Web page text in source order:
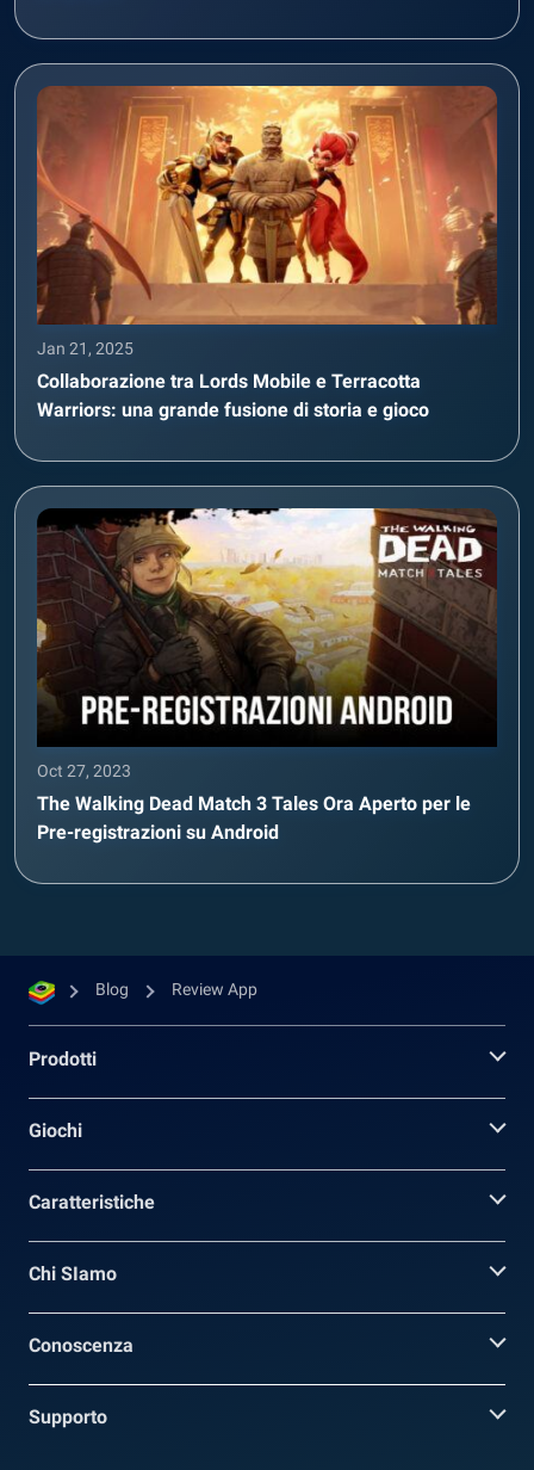
Jan 21, 2025
Collaborazione tra Lords Mobile e Terracotta
Warriors: una grande fusione di storia e gioco
Oct 27, 2023
The Walking Dead Match 3 Tales Ora Aperto per le
Pre-registrazioni su Android
Blog Review App
Prodotti
Giochi
Caratteristiche
Chi SIamo
Conoscenza
Supporto